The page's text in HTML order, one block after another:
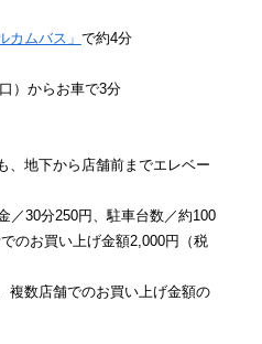
カムバス」 で約4分
）からお車で3分
、地下から店舗前までエレベー
／30分250円、駐車台数／約100
のお買い上げ金額2,000円（税
複数店舗でのお買い上げ金額の